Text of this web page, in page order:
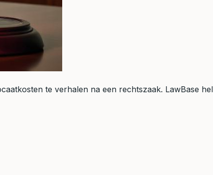
te verhalen na een rechtszaak. LawBase